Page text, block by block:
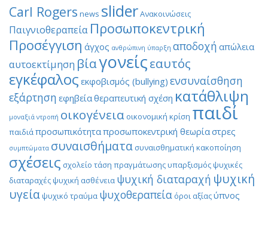
Carl Rogers news sliderΑνακοινώσεις
Παιγνιοθεραπεία Προσωποκεντρική
Προσέγγιση άγχος ανθρώπινη ύπαρξη αποδοχή απώλεια
αυτοεκτίμηση βίαγονείςεαυτός
εγκέφαλος εκφοβισμός (bullying) ενσυναίσθηση
εξάρτηση εφηβείαθεραπευτική σχέση κατάθλιψη
μοναξιά ντροπή οικογένεια οικονομική κρίση παιδί
παιδιάπροσωπικότηταπροσωποκεντρική θεωρίαστρες
συμπτώματα συναισθήματασυναισθηματική κακοποίηση
σχέσεις σχολείο τάση πραγμάτωσηςυπαρξισμόςψυχικές
διαταραχέςψυχική ασθένεια ψυχική διαταραχή ψυχική
υγείαψυχικό τραύμα ψυχοθεραπεία όροι αξίαςύπνος